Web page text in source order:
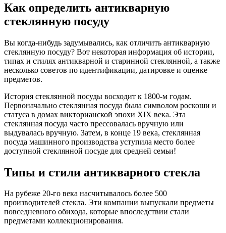
Как определить антикварную
стеклянную посуду
Вы когда-нибудь задумывались, как отличить антикварную
стеклянную посуду? Вот некоторая информация об истории,
типах и стилях антикварной и старинной стеклянной, а также
несколько советов по идентификации, датировке и оценке
предметов.
История стеклянной посуды восходит к 1800-м годам.
Первоначально стеклянная посуда была символом роскоши и
статуса в домах викторианской эпохи XIX века. Эта
стеклянная посуда часто прессовалась вручную или
выдувалась вручную. Затем, в конце 19 века, стеклянная
посуда машинного производства уступила место более
доступной стеклянной посуде для средней семьи!
Типы и стили антикварного стекла
На рубеже 20-го века насчитывалось более 500
производителей стекла. Эти компании выпускали предметы
повседневного обихода, которые впоследствии стали
предметами коллекционирования.